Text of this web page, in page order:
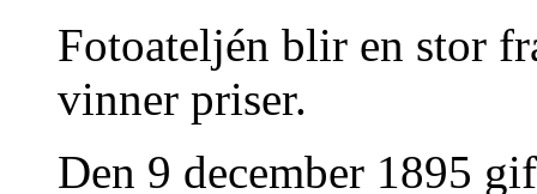
Fotoateljén blir en stor
vinner priser.
Den 9 december 1895